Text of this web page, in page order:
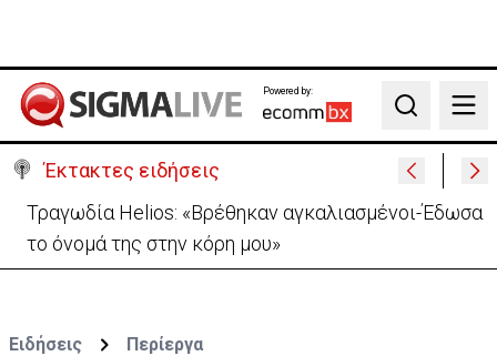
Powered by:
Search
Έκτακτες ειδήσεις
Τραγωδία Helios: «Βρέθηκαν αγκαλιασμένοι-Έδωσα
το όνομά της στην κόρη μου»
Ειδήσεις Περίεργα